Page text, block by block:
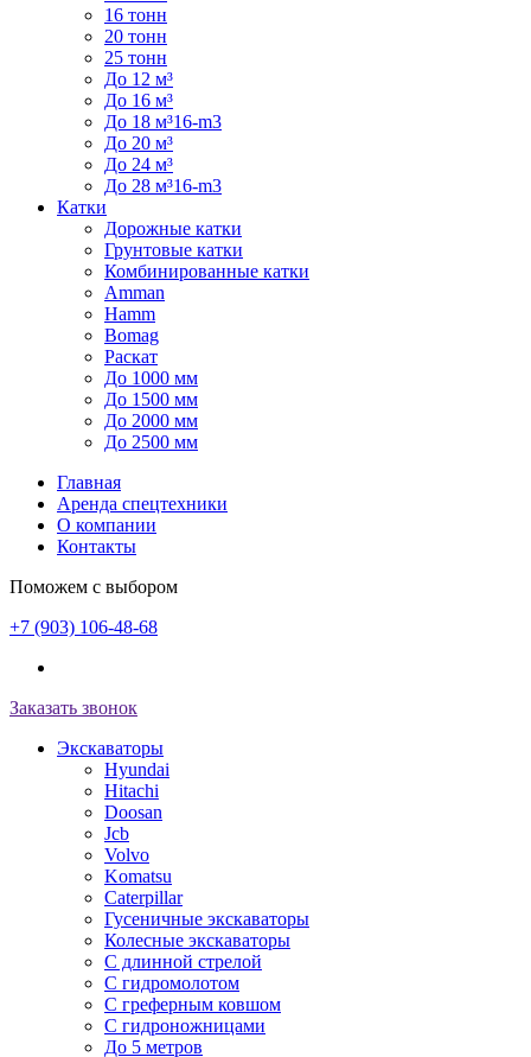
16 тонн
20 тонн
25 тонн
До 12 м³
До 16 м³
До 18 м³16-m3
До 20 м³
До 24 м³
До 28 м³16-m3
Катки
Дорожные катки
Грунтовые катки
Комбинированные катки
Amman
Hamm
Bomag
Раскат
До 1000 мм
До 1500 мм
До 2000 мм
До 2500 мм
Главная
Аренда спецтехники
О компании
Контакты
Поможем с выбором
+7 (903) 106-48-68
Заказать звонок
Экскаваторы
Hyundai
Hitachi
Doosan
Jcb
Volvo
Komatsu
Caterpillar
Гусеничные экскаваторы
Колесные экскаваторы
С длинной стрелой
С гидромолотом
С греферным ковшом
С гидроножницами
До 5 метров